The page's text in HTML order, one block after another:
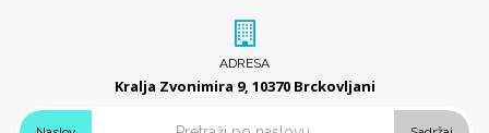
ADRESA
Kralja Zvonimira 9, 10370 Brckovljani